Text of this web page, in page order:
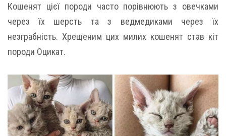
Кошенят цієї породи часто порівнюють з овечками
через їх шерсть та з ведмедиками через їх
незграбність. Хрещеним цих милих кошенят став кіт
породи Оцикат.